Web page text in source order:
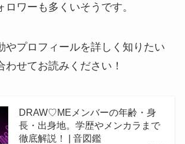
ロワーも多くいそうです。
やプロフィールを詳しく知りたい
わせてお読みください！
DRAW♡MEメンバーの年齢・身
長・出身地。学歴やメンカラまで
徹底解説！ | 音図鑑